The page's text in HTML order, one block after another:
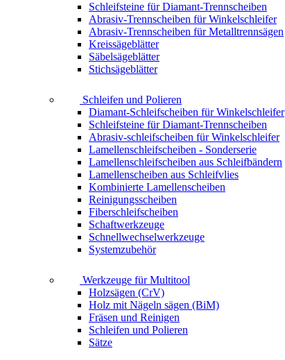
Schleifsteine für Diamant-Trennscheiben
Abrasiv-Trennscheiben für Winkelschleifer
Abrasiv-Trennscheiben für Metalltrennsägen
Kreissägeblätter
Säbelsägeblätter
Stichsägeblätter
Schleifen und Polieren
Diamant-Schleifscheiben für Winkelschleifer
Schleifsteine für Diamant-Trennscheiben
Abrasiv-schleifscheiben für Winkelschleifer
Lamellenschleifscheiben - Sonderserie
Lamellenschleifscheiben aus Schleifbändern
Lamellenscheiben aus Schleifvlies
Kombinierte Lamellenscheiben
Reinigungsscheiben
Fiberschleifscheiben
Schaftwerkzeuge
Schnellwechselwerkzeuge
Systemzubehör
Werkzeuge für Multitool
Holzsägen (CrV)
Holz mit Nägeln sägen (BiM)
Fräsen und Reinigen
Schleifen und Polieren
Sätze